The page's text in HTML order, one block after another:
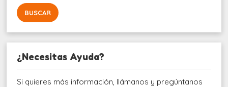
¿Necesitas Ayuda?
Si quieres más información, llámanos y pregúntanos